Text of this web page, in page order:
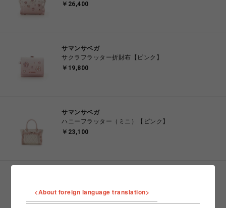
￥26,400
サマンサベガ
サクラフラッター折財布【ピンク】
￥19,800
サマンサベガ
ハニーフラッター（ミニ）【ピンク】
￥23,100
￥23,100
<About foreign language translation>